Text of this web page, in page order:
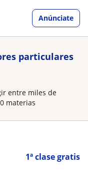
Anúnciate
particulares
entre miles de
materias
1ª clase gratis